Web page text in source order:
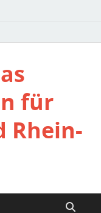
für
Rhein-